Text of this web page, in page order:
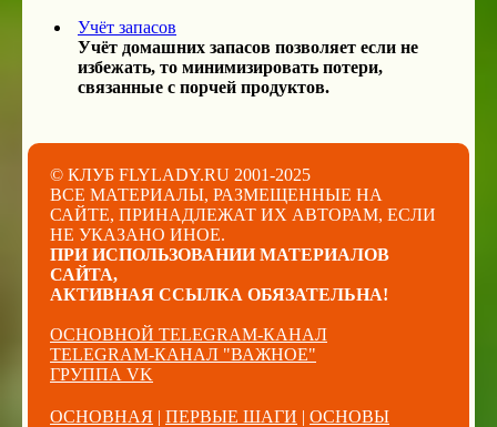
Учёт запасов
Учёт домашних запасов позволяет если не
избежать, то минимизировать потери,
связанные с порчей продуктов.
© КЛУБ FLYLADY.RU 2001-2025
ВСЕ МАТЕРИАЛЫ, РАЗМЕЩЕННЫЕ НА
САЙТЕ, ПРИНАДЛЕЖАТ ИХ АВТОРАМ, ЕСЛИ
НЕ УКАЗАНО ИНОЕ.
ПРИ ИСПОЛЬЗОВАНИИ МАТЕРИАЛОВ
САЙТА,
АКТИВНАЯ ССЫЛКА ОБЯЗАТЕЛЬНА!
ОСНОВНОЙ TELEGRAM-КАНАЛ
TELEGRAM-КАНАЛ "ВАЖНОЕ"
ГРУППА VK
ОСНОВНАЯ | ПЕРВЫЕ ШАГИ | ОСНОВЫ